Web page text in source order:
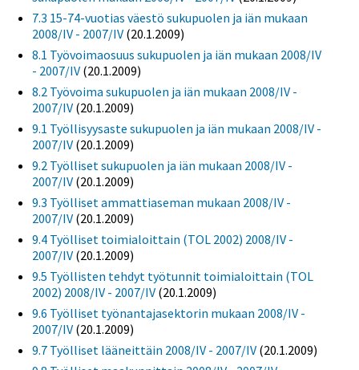
7.3 15-74-vuotias väestö sukupuolen ja iän mukaan
2008/IV - 2007/IV (20.1.2009)
8.1 Työvoimaosuus sukupuolen ja iän mukaan 2008/IV
- 2007/IV (20.1.2009)
8.2 Työvoima sukupuolen ja iän mukaan 2008/IV -
2007/IV (20.1.2009)
9.1 Työllisyysaste sukupuolen ja iän mukaan 2008/IV -
2007/IV (20.1.2009)
9.2 Työlliset sukupuolen ja iän mukaan 2008/IV -
2007/IV (20.1.2009)
9.3 Työlliset ammattiaseman mukaan 2008/IV -
2007/IV (20.1.2009)
9.4 Työlliset toimialoittain (TOL 2002) 2008/IV -
2007/IV (20.1.2009)
9.5 Työllisten tehdyt työtunnit toimialoittain (TOL
2002) 2008/IV - 2007/IV (20.1.2009)
9.6 Työlliset työnantajasektorin mukaan 2008/IV -
2007/IV (20.1.2009)
9.7 Työlliset lääneittäin 2008/IV - 2007/IV (20.1.2009)